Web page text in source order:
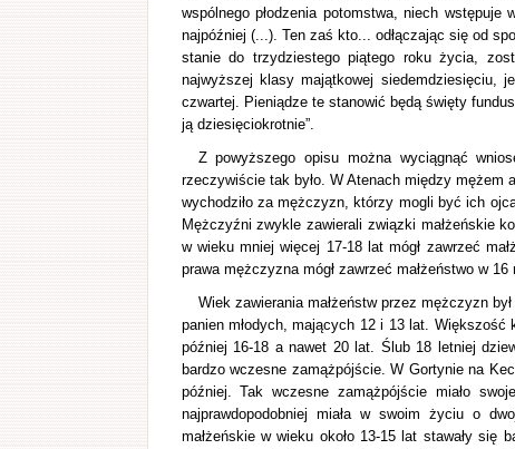
wspólnego płodzenia potomstwa, niech
najpóźniej (...). Ten zaś kto... odłączając się od
stanie do trzydziestego piątego roku życia,
najwyższej klasy majątkowej siedemdziesięciu,
czwartej. Pieniądze te stanowić będą święty
ją dziesięciokrotnie”.
Z powyższego opisu można wyciągnąć
rzeczywiście tak było. W Atenach między mężem
wychodziło za mężczyzn, którzy mogli być ich
Mężczyźni zwykle zawierali związki małżeńskie
w wieku mniej więcej 17-18 lat mógł zawrzeć
prawa mężczyzna mógł zawrzeć małżeństwo w
Wiek zawierania małżeństw przez mężczyzn
panien młodych, mających 12 i 13 lat.
później 16-18 a nawet 20 lat. Ślub 18 letniej
bardzo wczesne zamążpójście. W Gortynie na
później. Tak wczesne zamążpójście miało
najprawdopodobniej miała w swoim życiu o
małżeńskie w wieku około 13-15 lat stawały się